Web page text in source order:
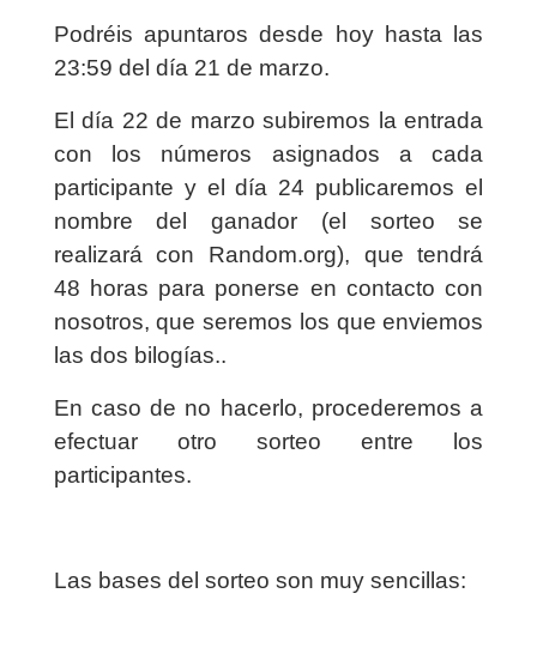
Podréis apuntaros desde hoy hasta las
23:59 del día 21 de marzo.
El día 22 de marzo subiremos la entrada
con los números asignados a cada
participante y el día 24 publicaremos el
nombre del ganador (el sorteo se
realizará con Random.org), que tendrá
48 horas para ponerse en contacto con
nosotros, que seremos los que enviemos
las dos bilogías..
En caso de no hacerlo, procederemos a
efectuar otro sorteo entre los
participantes.
Las bases del sorteo son muy sencillas: